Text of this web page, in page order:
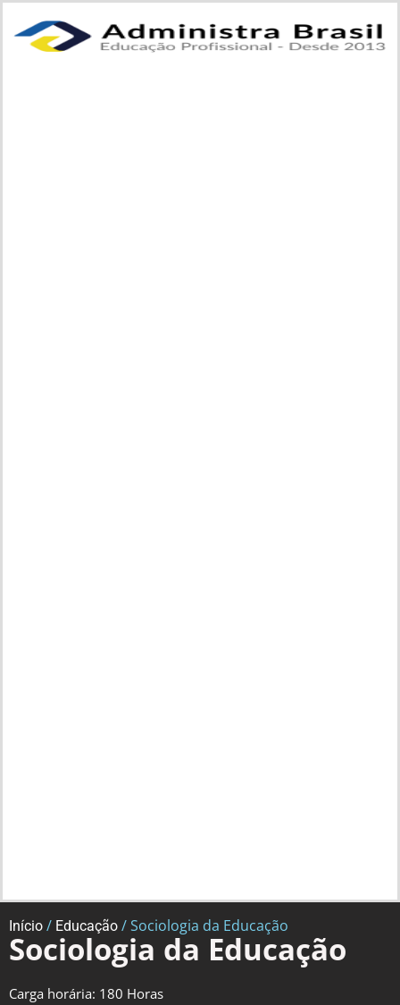
Início / Educação / Sociologia da Educação
Sociologia da Educação
Carga horária: 180 Horas